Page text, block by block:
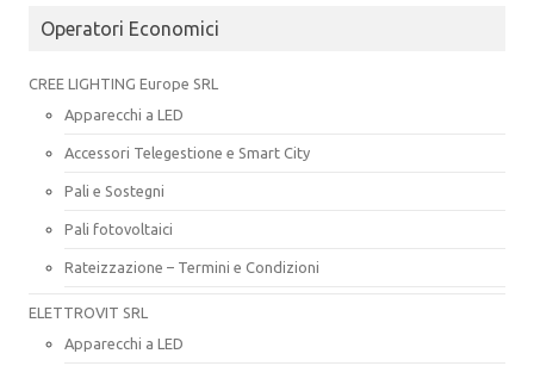
Operatori Economici
CREE LIGHTING Europe SRL
Apparecchi a LED
Accessori Telegestione e Smart City
Pali e Sostegni
Pali fotovoltaici
Rateizzazione – Termini e Condizioni
ELETTROVIT SRL
Apparecchi a LED